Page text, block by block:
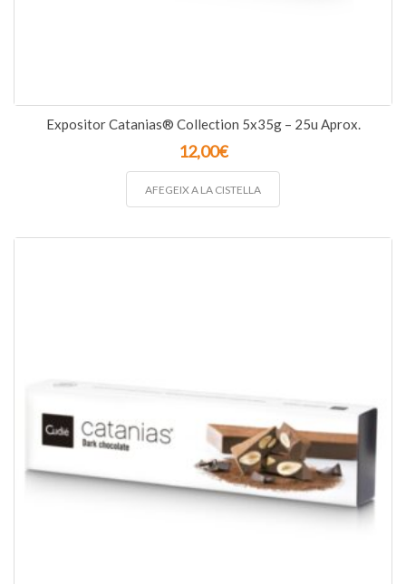
Expositor Catanias® Collection 5x35g – 25u Aprox.
12,00€
AFEGEIX A LA CISTELLA